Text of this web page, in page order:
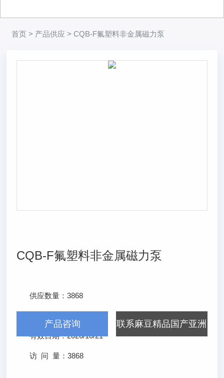
首页 > 产品供应 > CQB-F氟塑料非金属磁力泵
CQB-F氟塑料非金属磁力泵
供应数量：3868
有效日期：2026/10/21
访 问 量：3868
产品咨询 联系麻豆精品国产亚洲